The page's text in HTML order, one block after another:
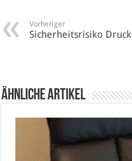
Vorheriger
Sicherheitsrisiko
Ähnliche Artikel